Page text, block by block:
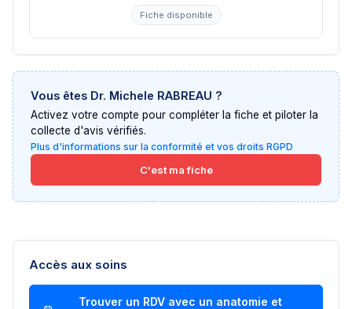
Fiche disponible
Vous êtes Dr. Michele RABREAU ?
Activez votre compte pour compléter la fiche et piloter la
collecte d'avis vérifiés.
Plus d'informations sur la conformité et vos droits RGPD
C'est ma fiche
Accès aux soins
Trouver un RDV avec un anatomie et